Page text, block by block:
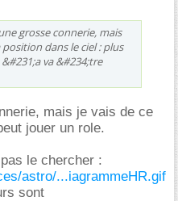
grosse connerie, mais
position dans le ciel : plus
va &#234;tre
mais je vais de ce
jouer un role.
le chercher :
astro/...iagrammeHR.gif
sont